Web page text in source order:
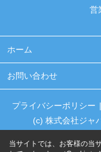
営
ホーム
お問い合わせ
プライバシーポリシー
(c) 株式会社ジャ
当サイトでは、お客様の当